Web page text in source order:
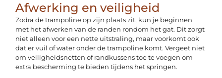
Afwerking en veiligheid
Zodra de trampoline op zijn plaats zit, kun je beginnen
met het afwerken van de randen rondom het gat. Dit zorgt
niet alleen voor een nette uitstraling, maar voorkomt ook
dat er vuil of water onder de trampoline komt. Vergeet niet
om veiligheidsnetten of randkussens toe te voegen om
extra bescherming te bieden tijdens het springen.